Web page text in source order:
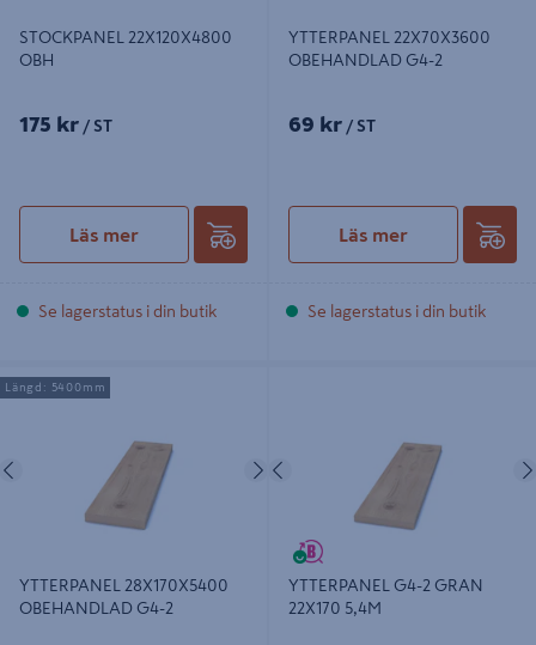
STOCKPANEL 22X120X4800
OBH
175 kr / ST
Läs mer
Se lagerstatus i din butik
YTTERPANEL 22X70X3600
OBEHANDLAD G4-2
69 kr / ST
Läs mer
Se lagerstatus i din butik
YTTERPANEL 28X170X5400
OBEHANDLAD G4-2
Föregående Nästa
YTTERPANEL 28X170X5400
OBEHANDLAD G4-2
Längd: 5400mm
Föregående
YTTERPANEL G4-2 GRAN
22X170 5,4M